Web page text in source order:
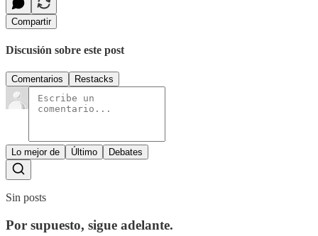
Compartir
Discusión sobre este post
Comentarios Restacks
Lo mejor de Último Debates
Sin posts
Por supuesto, sigue adelante.